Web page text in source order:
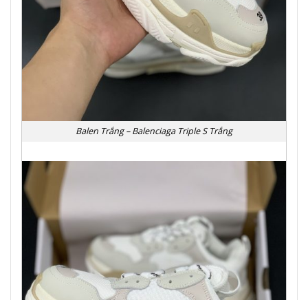
Balen Trắng – Balenciaga Triple S Trắng